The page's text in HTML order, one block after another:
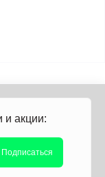
и акции:
Подписаться